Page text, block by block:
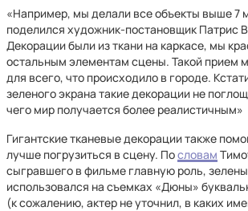
«Например, мы делали все объекты выше 7
поделился художник-постановщик Патрис
Декорации были из ткани на каркасе, мы
остальным элементам сцены. Такой прием
для всего, что происходило в городе.
зеленого экрана такие декорации не
чего мир получается более реалистичным»
Гигантские тканевые декорации также
лучше погрузиться в сцену. Пословам
сыгравшего в фильме главную роль,
использовался на съемках «Дюны»
(к сожалению, актер не уточнил, в каких